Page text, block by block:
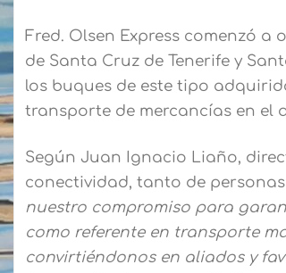
Fred. Olsen Express comenzó
de Santa Cruz de Tenerife y
los buques de este tipo
transporte de mercancías en el
Según Juan Ignacio Liaño,
conectividad, tanto de
nuestro compromiso para
como referente en transporte
convirtiéndonos en aliados y